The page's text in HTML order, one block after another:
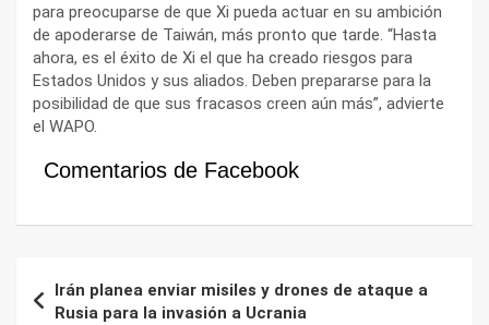
para preocuparse de que Xi pueda actuar en su ambición
de apoderarse de Taiwán, más pronto que tarde. “Hasta
ahora, es el éxito de Xi el que ha creado riesgos para
Estados Unidos y sus aliados. Deben prepararse para la
posibilidad de que sus fracasos creen aún más”, advierte
el WAPO.
Comentarios de Facebook
de
Irán planea enviar misiles y drones de ataque a
Rusia para la invasión a Ucrania